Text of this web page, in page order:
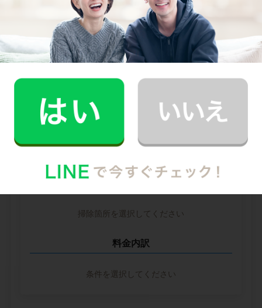
中堅CH社
--
※ 2026年2月時点の各社料金から算出
掃除箇所を選択してください
料金内訳
条件を選択してください